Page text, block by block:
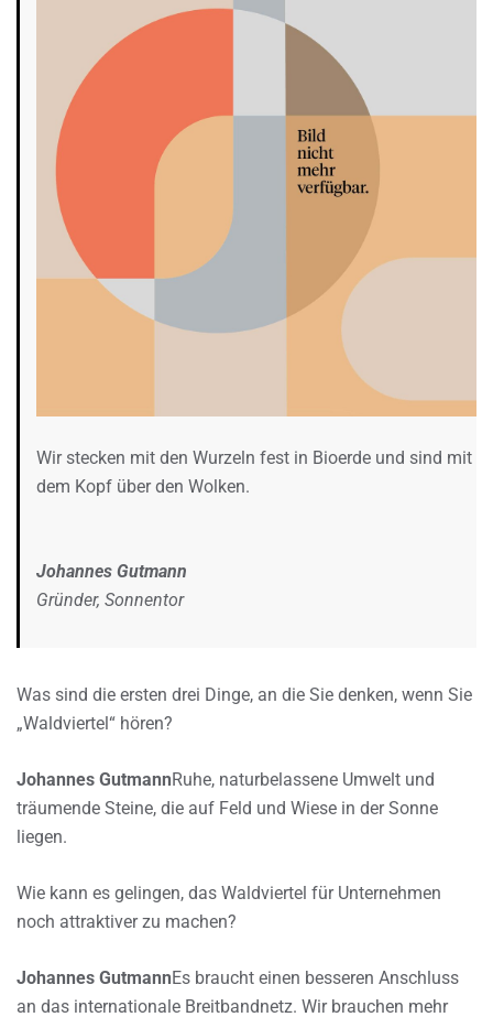
Wir stecken mit den Wurzeln fest in Bioerde und sind mit
dem Kopf über den Wolken.
Johannes Gutmann
Gründer, Sonnentor
Was sind die ersten drei Dinge, an die Sie denken, wenn Sie
„Waldviertel“ hören?
Johannes GutmannRuhe, naturbelassene Umwelt und
träumende Steine, die auf Feld und Wiese in der Sonne
liegen.
Wie kann es gelingen, das Waldviertel für Unternehmen
noch attraktiver zu machen?
Johannes GutmannEs braucht einen besseren Anschluss
an das internationale Breitbandnetz. Wir brauchen mehr